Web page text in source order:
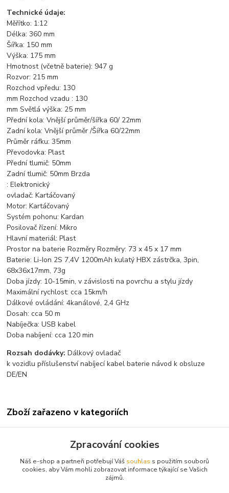
Technické údaje:
Měřítko: 1:12
Délka: 360 mm
Šířka: 150 mm
Výška: 175 mm
Hmotnost (včetně baterie): 947 g
Rozvor: 215 mm
Rozchod vpředu: 130
mm Rozchod vzadu : 130
mm Světlá výška: 25 mm
Přední kola: Vnější průměr/šířka 60/ 22mm
Zadní kola: Vnější průměr /Šířka 60/22mm
Průměr ráfku: 35mm
Převodovka: Plast
Přední tlumič: 50mm
Zadní tlumič: 50mm Brzda
: Elektronický
ovladač: Kartáčovaný
Motor: Kartáčovaný
Systém pohonu: Kardan
Posilovač řízení: Mikro
Hlavní materiál: Plast
Prostor na baterie Rozměry Rozměry: 73 x 45 x 17 mm
Baterie: Li-Ion 2S 7,4V 1200mAh kulatý HBX zástrčka, 3pin,
68x36x17mm, 73g
Doba jízdy: 10-15min, v závislosti na povrchu a stylu jízdy
Maximální rychlost: cca 15km/h
Dálkové ovládání: 4kanálové, 2,4 GHz
Dosah: cca 50 m
Nabíječka: USB kabel
Doba nabíjení: cca 120 min
Rozsah dodávky: Dálkový ovladač
k vozidlu příslušenství nabíjecí kabel baterie návod k obsluze
DE/EN
Zboží zařazeno v kategoriích
Modely aut
1:12 1:14 1:16-18 1:28
Zpracování cookies
Náš e-shop a partneři potřebují Váš souhlas s použitím souborů
cookies, aby Vám mohli zobrazovat informace týkající se Vašich
zájmů.